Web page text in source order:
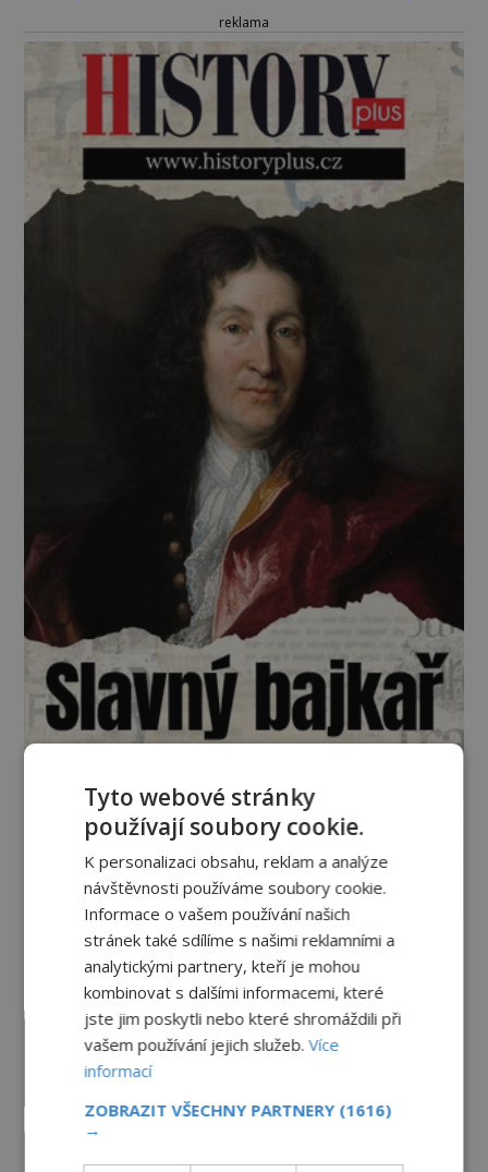
reklama
Vesmír a technologie
Co zachycují tajemné snímky
Marsu? Je na něm přeci jen voda?
Američané v obležení UFO?
Tyto webové stránky
používají soubory cookie.
K personalizaci obsahu, reklam a analýze
návštěvnosti používáme soubory cookie.
Informace o vašem používání našich
stránek také sdílíme s našimi reklamními a
analytickými partnery, kteří je mohou
kombinovat s dalšími informacemi, které
jste jim poskytli nebo které shromáždili při
vašem používání jejich služeb.Více
informací
ZOBRAZIT VŠECHNY PARTNERY (1616)
→